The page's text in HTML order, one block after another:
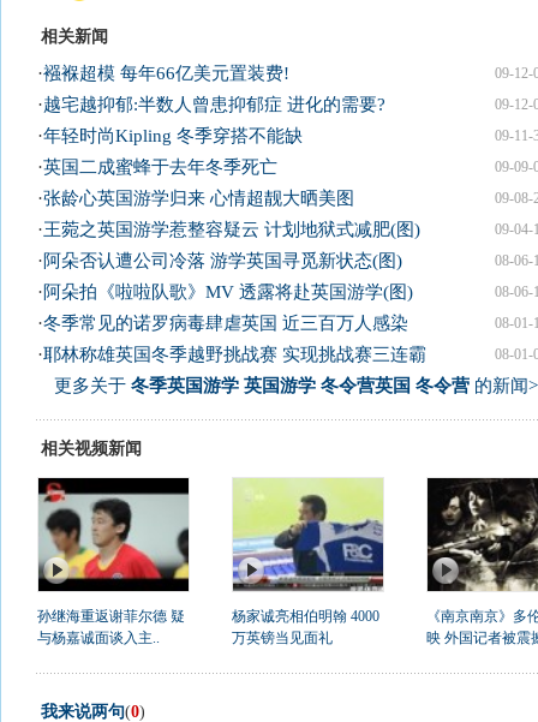
相关新闻
09-12-
·襁褓超模 每年66亿美元置装费!
09-12-
·越宅越抑郁:半数人曾患抑郁症 进化的需要?
09-11-
·年轻时尚Kipling 冬季穿搭不能缺
09-09-
·英国二成蜜蜂于去年冬季死亡
09-08-
·张龄心英国游学归来 心情超靓大晒美图
09-04-
·王菀之英国游学惹整容疑云 计划地狱式减肥(图)
08-06-
·阿朵否认遭公司冷落 游学英国寻觅新状态(图)
08-06-
·阿朵拍《啦啦队歌》MV 透露将赴英国游学(图)
08-01-
·冬季常见的诺罗病毒肆虐英国 近三百万人感染
08-01-
·耶林称雄英国冬季越野挑战赛 实现挑战赛三连霸
更多关于 冬季英国游学 英国游学 冬令营英国 冬令营的新闻
相关视频新闻
孙继海重返谢菲尔德 疑
与杨嘉诚面谈入主..
杨家诚亮相伯明翰 4000
万英镑当见面礼
《南京南京》多
映 外国记者被震
我来说两句(0)